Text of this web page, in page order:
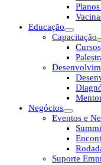
Educação
Capacitação
Negócios
Eventos e
Suporte